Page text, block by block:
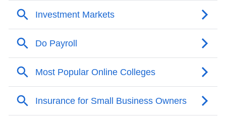
车、排场这些身外之物，确实表现得越来越